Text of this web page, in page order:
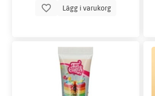
Lägg i varukorg